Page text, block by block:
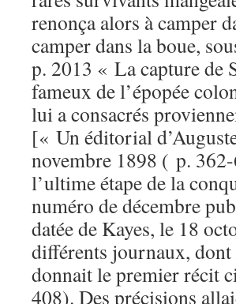
renonça alors à camper
camper dans la boue,
p. 2013 « La capture de
fameux de l’épopée
lui a consacrés
[« Un éditorial
novembre 1898 ( p.
l’ultime étape de la
numéro de décembre
datée de Kayes, le 18
différents journaux, dont
donnait le premier récit
408). Des précisions